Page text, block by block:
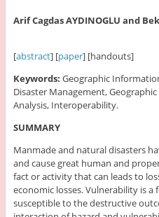
Arif Cagdas AYDINOGLU and
[abstract] [paper] [handouts]
Keywords: Geographic
Disaster Management,
Analysis, Interoperability.
SUMMARY
Manmade and natural disasters
and cause great human and
fact or activity that can leads to
economic losses. Vulnerability is
susceptible to the destructive